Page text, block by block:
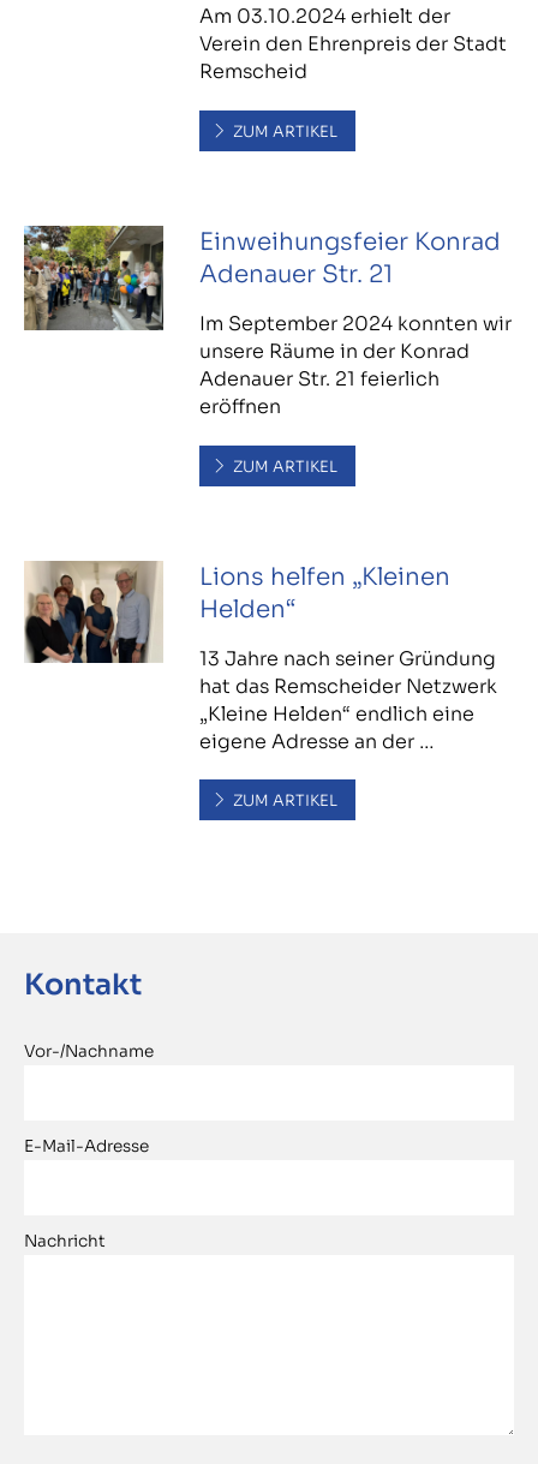
Am 03.10.2024 erhielt der
Verein den Ehrenpreis der Stadt
Remscheid
ZUM ARTIKEL
Einweihungsfeier Konrad
Adenauer Str. 21
Im September 2024 konnten wir
unsere Räume in der Konrad
Adenauer Str. 21 feierlich
eröffnen
ZUM ARTIKEL
Lions helfen „Kleinen
Helden“
13 Jahre nach seiner Gründung
hat das Remscheider Netzwerk
„Kleine Helden“ endlich eine
eigene Adresse an der …
ZUM ARTIKEL
Kontakt
Vor-/Nachname
E-Mail-Adresse
Nachricht